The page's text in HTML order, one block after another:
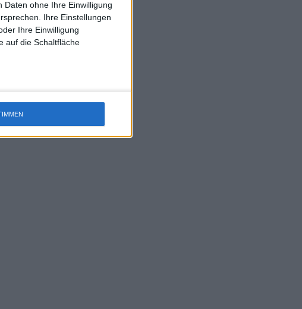
Daten ohne Ihre Einwilligung
Ihre Einstellungen
Ihre Einwilligung
auf die Schaltfläche
uss J-L-Struff wahrscheinlich morge 3 Spiele absolvieren (2.
mal Einzel 1x Doppel) dank der hervorragenden Unterstützung
des Kommentators für F-A-A